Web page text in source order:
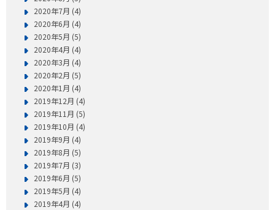
2020年7月 (4)
2020年6月 (4)
2020年5月 (5)
2020年4月 (4)
2020年3月 (4)
2020年2月 (5)
2020年1月 (4)
2019年12月 (4)
2019年11月 (5)
2019年10月 (4)
2019年9月 (4)
2019年8月 (5)
2019年7月 (3)
2019年6月 (5)
2019年5月 (4)
2019年4月 (4)